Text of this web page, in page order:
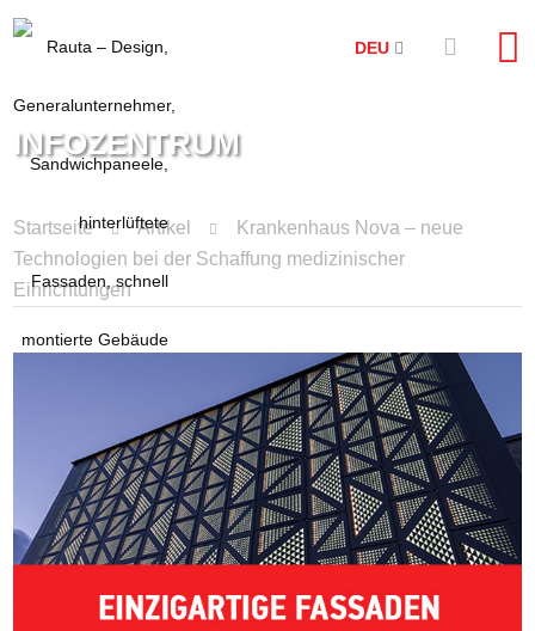
DEU
INFOZENTRUM
Startseite Artikel
Krankenhaus Nova – neue
Technologien bei der Schaffung medizinischer
Einrichtungen